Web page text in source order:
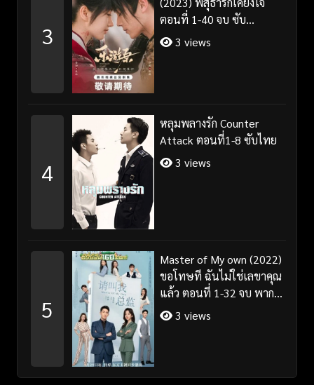
3
ตอนที่ 1-40 จบ ซับ
ไทย+พากย์ไทย
3 views
4
หลุมพลางรัก Counter
Attack ตอนที่1-8 ซับไทย
3 views
5
Master of My own (2022)
ขอโทษที ฉันไม่ใช่เลขาคุณ
แล้ว ตอนที่ 1-32 จบ พากย์
ไทย/ซับไทย
3 views